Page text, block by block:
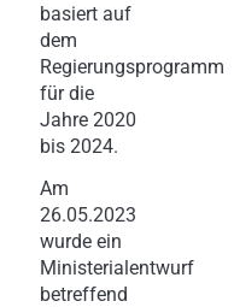
basiert auf
dem
Regierungsprogramm
für die
Jahre 2020
bis 2024.
Am
26.05.2023
wurde ein
Ministerialentwurf
betreffend